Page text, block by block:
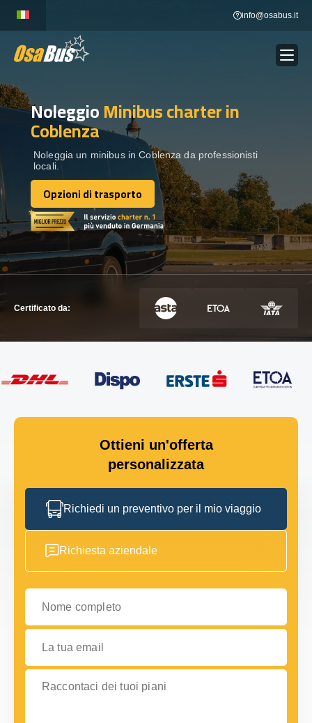
content
info@osabus.it
NOLEGGIO AUTOBUS Show dropdown
DESTINAZIONI
FLOTTA
METTITI IN CONTATTO
METTITI IN CONTATTO
NoleggioMinibus charterin
Coblenza
Noleggia un minibus in Coblenza da professionisti
locali.
Opzioni di trasporto
Opzioni di trasporto
Certificato da:
Ottieni un'offerta
personalizzata
Richiedi un preventivo per il mio viaggio
Richiesta aziendale
Nome completo
La tua email
Raccontaci dei tuoi piani